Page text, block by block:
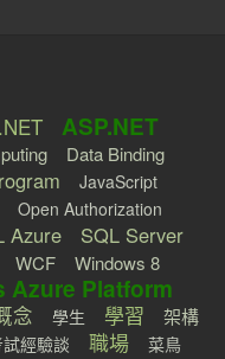
ASP.NET
Data Binding
JavaScript
Open Authorization
Azure SQL Server
WCF Windows 8
Azure Platform
念 學生 學習
架構
經驗談 職場 菜鳥